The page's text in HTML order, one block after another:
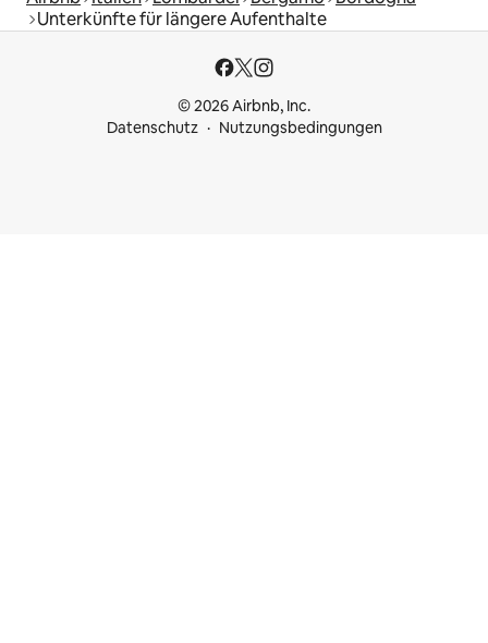
Unterkünfte für längere Aufenthalte
© 2026 Airbnb, Inc.
Datenschutz
Nutzungsbedingungen